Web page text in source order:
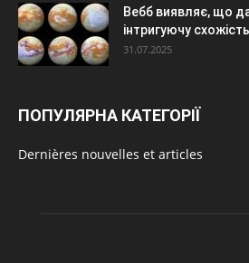
Вебб виявляє, що
інтригуючу
31.07.2025
ПОПУЛЯРНА КАТЕГОРІЇ
Dernières nouvelles et articles